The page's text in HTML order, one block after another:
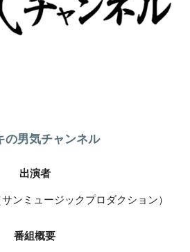
の男気チャンネル
出演者
ンミュージックプロダクション）
番組概要